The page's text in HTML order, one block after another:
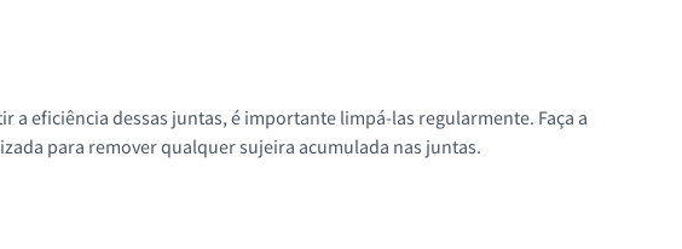
a eficiência dessas juntas, é importante limpá-las regularmente. Faça a
para remover qualquer sujeira acumulada nas juntas.